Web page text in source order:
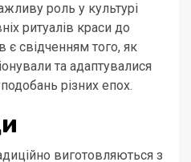
роль у культурі
ритуалів краси до
є свідченням того, як
та адаптувалися
різних епох.
виготовляються з